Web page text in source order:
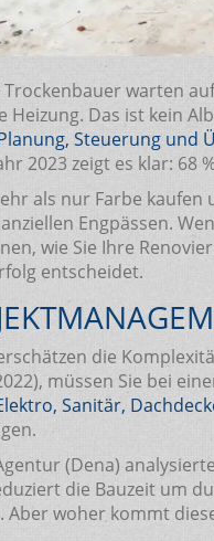
Trockenbauer warten
Heizung. Das ist kein
Steuerung und
2023 zeigt es klar:
als nur Farbe kaufen
Engpässen.
wie Sie Ihre
entscheidet.
die
müssen Sie bei
Sanitär,
(Dena)
die Bauzeit um
Aber woher kommt